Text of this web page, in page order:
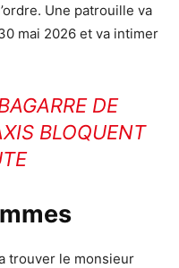
Une patrouille va
mai 2026 et va intimer
DE
BLOQUENT
trouver le monsieur